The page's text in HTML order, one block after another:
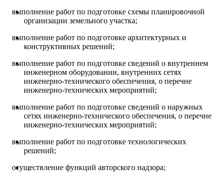
выполнение работ по подготовке схемы планировочной
организации земельного участка;
выполнение работ по подготовке архитектурных и
конструктивных решений;
выполнение работ по подготовке сведений о внутреннем
инженерном оборудовании, внутренних сетях
инженерно-технического обеспечения, о перечне
инженерно-технических мероприятий;
выполнение работ по подготовке сведений о наружных
сетях инженерно-технического обеспечения, о перечне
инженерно-технических мероприятий;
выполнение работ по подготовке технологических
решений;
осуществление функций авторского надзора;